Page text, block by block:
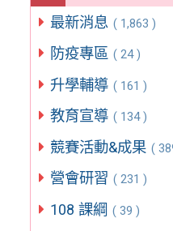
最新消息 ( 1,863 )
防疫專區 ( 24 )
升學輔導 ( 161 )
教育宣導 ( 134 )
競賽活動&成果 (
營會研習 ( 231 )
108 課綱 ( 39 )